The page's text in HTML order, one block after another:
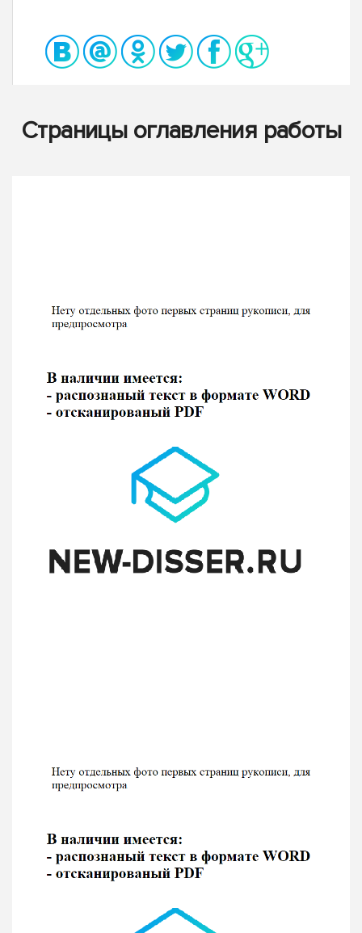
Страницы оглавления работы